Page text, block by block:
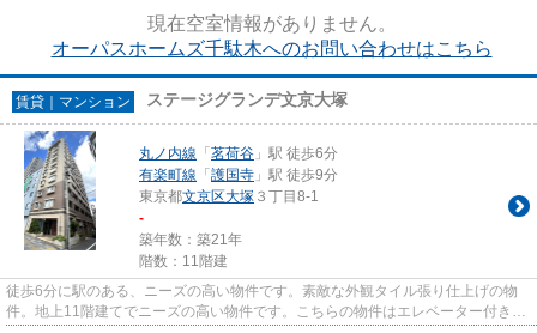
現在空室情報がありません。
オーパスホームズ千駄木へのお問い合わせはこちら
賃貸｜マンション ステージグランデ文京大塚
丸ノ内線 「 茗荷谷 」駅 徒歩6分
有楽町線 「 護国寺 」駅 徒歩9分
東京都文京区大塚 ３丁目8-1
-
築年数：築21年
階数：11階建
徒歩6分に駅のある、ニーズの高い物件です。素敵な外観タイル張り仕上げの物
件。地上11階建てでニーズの高い物件です。こちらの物件はエレベーター付きで